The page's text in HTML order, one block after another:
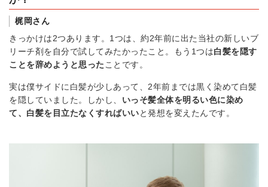
梶岡さん
きっかけは2つあります。1つは、約2年前に出た当社の新しいブ
リーチ剤を自分で試してみたかったこと。もう1つは白髪を隠す
ことを辞めようと思った ことです。
実は僕サイドに白髪が少しあって、2年前までは黒く染めて白髪
を隠していました。しかし、 いっそ髪全体を明るい色に染め
て、白髪を目立たなくすればいいと発想を変えたんです。